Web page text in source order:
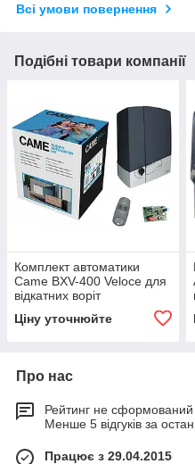
Всі умови повернення
Подібні товари компанії
Комплект автоматики
Came BXV-400 Veloce для
відкатних воріт
Ціну уточнюйте
Про нас
Рейтинг не сформований
Менше 5 відгуків за
Працює з 29.04.2015